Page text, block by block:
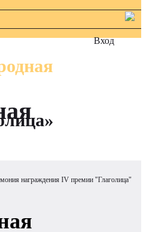
Вход
награждения IV премии "Глаголица"